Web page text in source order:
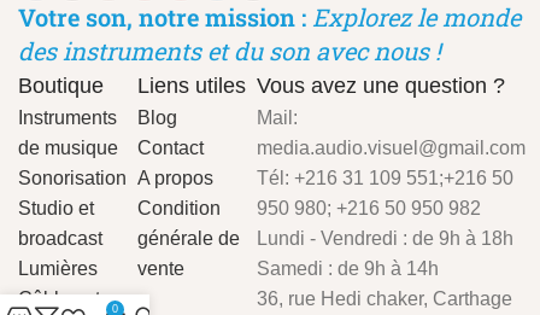
Votre son, notre mission : Explorez le monde
des instruments et du son avec nous !
Boutique
Instruments
de musique
Sonorisation
Studio et
broadcast
Lumières
Câbles et
Liens utiles
Blog
Contact
A propos
Condition
générale de
vente
Vous avez une question ?
Mail:
media.audio.visuel@gmail.com
Tél: +216 31 109 551;+216 50
950 980; +216 50 950 982
Lundi - Vendredi : de 9h à 18h
Samedi : de 9h à 14h
36, rue Hedi chaker, Carthage
0